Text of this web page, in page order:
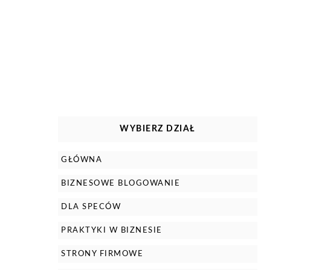
WYBIERZ DZIAŁ
GŁÓWNA
BIZNESOWE BLOGOWANIE
DLA SPECÓW
PRAKTYKI W BIZNESIE
STRONY FIRMOWE